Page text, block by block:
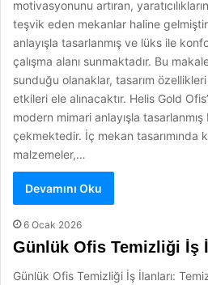
motivasyonunu artıran,
teşvik eden mekanlar haline
anlayışla tasarlanmış ve lüks ile
çalışma alanı sunmaktadır. Bu
sunduğu olanaklar, tasarım
etkileri ele alınacaktır. Helis Gold
modern mimari anlayışla
çekmektedir. İç mekan tasarımında
malzemeler,…
Devamını Oku
6 Ocak 2026
Günlük Ofis Temizliği İş
Günlük Ofis Temizliği İş İlanları: